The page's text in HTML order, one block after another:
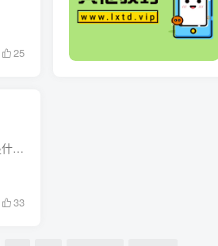
25
AI指令、AI写作指令、AI提示词是什么?AI指令是什么?AI指令简单理解就是你给AI(人工智能)工具的一个具体任务或命令，比如要求它做数据分析、做总结、给建议等等。AI写作指令就是指指你要求AI工具...
33